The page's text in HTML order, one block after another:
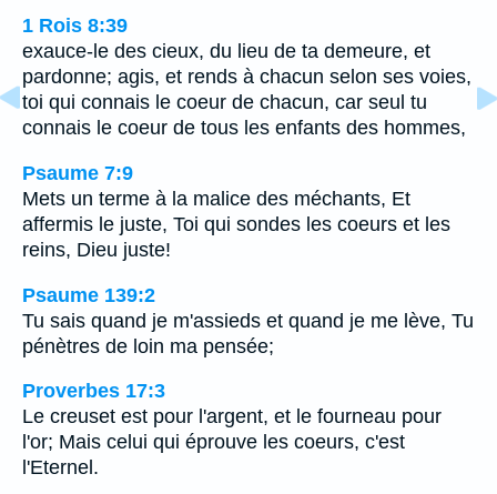
1 Rois 8:39
exauce-le des cieux, du lieu de ta demeure, et
pardonne; agis, et rends à chacun selon ses voies,
toi qui connais le coeur de chacun, car seul tu
connais le coeur de tous les enfants des hommes,
Psaume 7:9
Mets un terme à la malice des méchants, Et
affermis le juste, Toi qui sondes les coeurs et les
reins, Dieu juste!
Psaume 139:2
Tu sais quand je m'assieds et quand je me lève, Tu
pénètres de loin ma pensée;
Proverbes 17:3
Le creuset est pour l'argent, et le fourneau pour
l'or; Mais celui qui éprouve les coeurs, c'est
l'Eternel.